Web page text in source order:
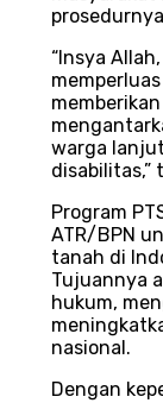
“Insya
warga
disabilitas,”
Program
ATR/BPN
tanah di
Tujuannya
hukum,
nasional.
Dengan